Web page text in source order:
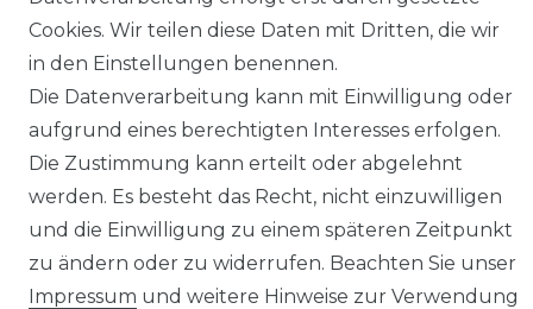
Facebook
Instagram
YouTube
Sicher Bezahlen
Cookies. Wir teilen diese Daten mit Dritten, die wir
in den Einstellungen benennen.
Die Datenverarbeitung kann mit Einwilligung oder
aufgrund eines berechtigten Interesses erfolgen.
Die Zustimmung kann erteilt oder abgelehnt
werden. Es besteht das Recht, nicht einzuwilligen
und die Einwilligung zu einem späteren Zeitpunkt
zu ändern oder zu widerrufen. Beachten Sie unser
Impressum und weitere Hinweise zur Verwendung